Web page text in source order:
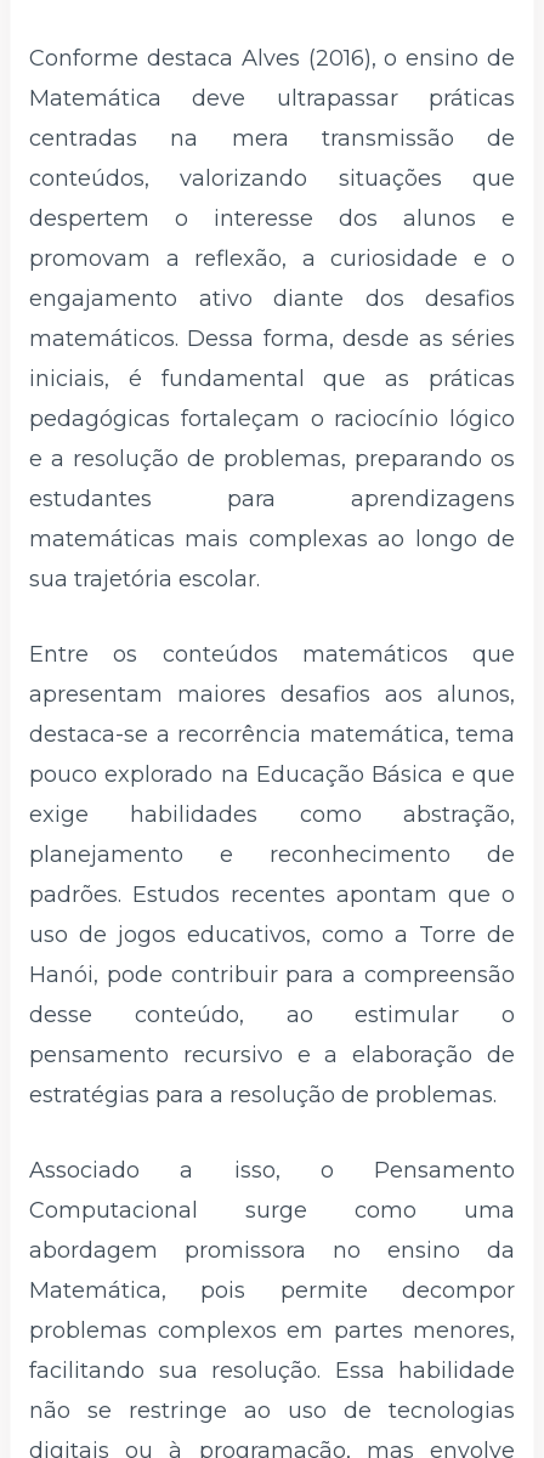
Conforme destaca Alves (2016), o ensino de
Matemática deve ultrapassar práticas
centradas na mera transmissão de
conteúdos, valorizando situações que
despertem o interesse dos alunos e
promovam a reflexão, a curiosidade e o
engajamento ativo diante dos desafios
matemáticos. Dessa forma, desde as séries
iniciais, é fundamental que as práticas
pedagógicas fortaleçam o raciocínio lógico
e a resolução de problemas, preparando os
estudantes para aprendizagens
matemáticas mais complexas ao longo de
sua trajetória escolar.
Entre os conteúdos matemáticos que
apresentam maiores desafios aos alunos,
destaca-se a recorrência matemática, tema
pouco explorado na Educação Básica e que
exige habilidades como abstração,
planejamento e reconhecimento de
padrões. Estudos recentes apontam que o
uso de jogos educativos, como a Torre de
Hanói, pode contribuir para a compreensão
desse conteúdo, ao estimular o
pensamento recursivo e a elaboração de
estratégias para a resolução de problemas.
Associado a isso, o Pensamento
Computacional surge como uma
abordagem promissora no ensino da
Matemática, pois permite decompor
problemas complexos em partes menores,
facilitando sua resolução. Essa habilidade
não se restringe ao uso de tecnologias
digitais ou à programação, mas envolve